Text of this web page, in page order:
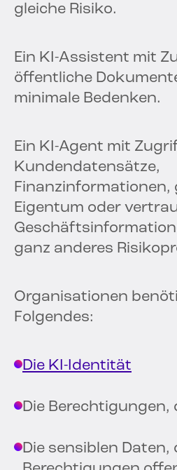
gleiche Risiko.
Ein KI-Assistent mit
öffentliche
minimale Bedenken.
Ein KI-Agent mit
Kundendatensätze,
Finanzinformationen,
Eigentum oder
ganz anderes
Organisationen
Folgendes:
Die KI-Identität
Die Berechtigungen,
Die sensiblen Daten,